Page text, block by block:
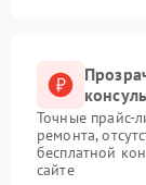
Точные прайс-
ремонта,
бесплатной
сайте